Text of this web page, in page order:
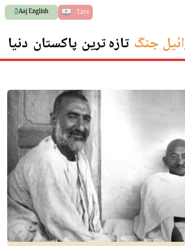
Live
Aaj English
جنگ تازہ ترین پاکستان دنیا